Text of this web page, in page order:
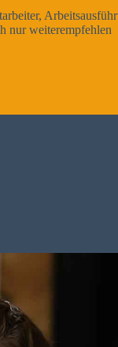
gut und sehr